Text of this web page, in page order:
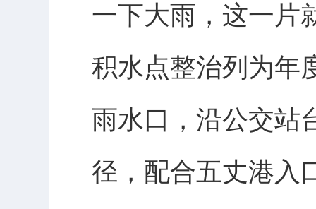
一下大雨，这一片
积水点整治列为年
雨水口，沿公交站
径，配合五丈港入